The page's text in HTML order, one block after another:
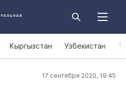
Кыргызстан Узбекистан
17 сентября 2020, 19:45